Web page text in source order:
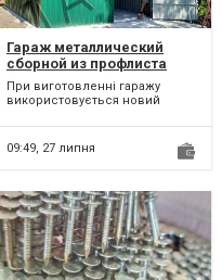
Гараж металлический
сборной из профлиста
(профнастила)
При виготовленні гаражу
використовується новий
заявленою товщиною. Виг...
09:49, 27 липня